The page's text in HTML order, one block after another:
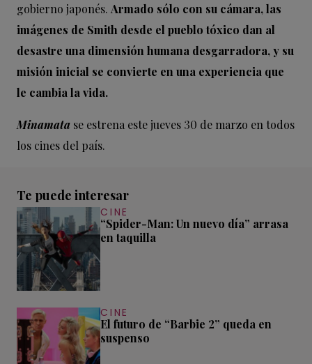
gobierno japonés. Armado sólo con su cámara, las
imágenes de Smith desde el pueblo tóxico dan al
desastre una dimensión humana desgarradora, y su
misión inicial se convierte en una experiencia que
le cambia la vida.
Minamata se estrena este jueves 30 de marzo en todos
los cines del país.
Te puede interesar
CINE
“Spider-Man: Un nuevo día” arrasa
en taquilla
CINE
El futuro de “Barbie 2” queda en
suspenso